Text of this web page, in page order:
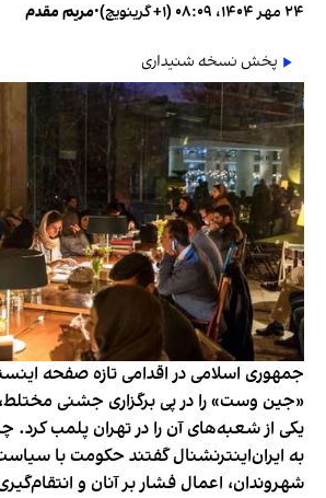
۲۴ مهر ۱۴۰۴، ۰۸:۰۹ (‎+۱ گرینویچ) •مریم مقدم
پخش نسخه شنیداری
جمهوری اسلامی در اقدامی تازه صفحه
«جین وست» را در پی برگزاری جشنی
یکی از شعبه‌های آن را در تهران پلمب کرد.
به ایران‌اینترنشنال گفتند حکومت با
شهروندان، اعمال فشار بر آنان و